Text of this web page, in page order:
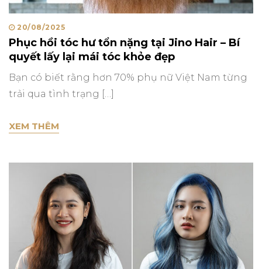
Posted
on
20/08/2025
Phục hồi tóc hư tổn nặng tại Jino Hair – Bí
quyết lấy lại mái tóc khỏe đẹp
Bạn có biết rằng hơn 70% phụ nữ Việt Nam từng
trải qua tình trạng […]
XEM THÊM